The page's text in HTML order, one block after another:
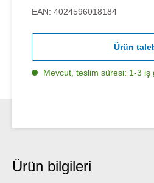
EAN: 4024596018184
Ürün
Mevcut, teslim süresi: 1-3 iş
Ürün bilgileri